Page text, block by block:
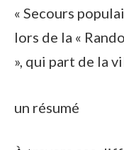
« Secours
lors de la «
», qui part de la
un résumé